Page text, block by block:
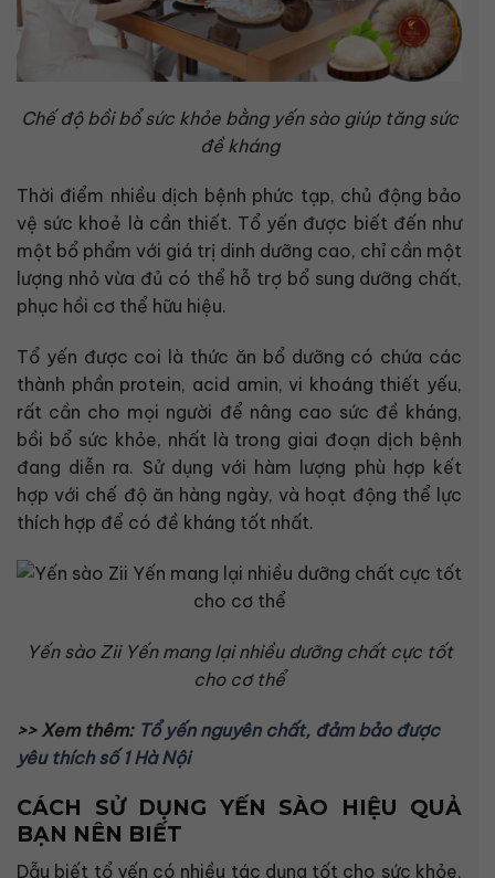
Chế độ bồi bổ sức khỏe bằng yến sào giúp tăng sức
đề kháng
Thời điểm nhiều dịch bệnh phức tạp, chủ động bảo
vệ sức khoẻ là cần thiết. Tổ yến được biết đến như
một bổ phẩm với giá trị dinh dưỡng cao, chỉ cần một
lượng nhỏ vừa đủ có thể hỗ trợ bổ sung dưỡng chất,
phục hồi cơ thể hữu hiệu.
Tổ yến được coi là thức ăn bổ dưỡng có chứa các
thành phần protein, acid amin, vi khoáng thiết yếu,
rất cần cho mọi người để nâng cao sức đề kháng,
bồi bổ sức khỏe, nhất là trong giai đoạn dịch bệnh
đang diễn ra. Sử dụng với hàm lượng phù hợp kết
hợp với chế độ ăn hàng ngày, và hoạt động thể lực
thích hợp để có đề kháng tốt nhất.
Yến sào Zii Yến mang lại nhiều dưỡng chất cực tốt
cho cơ thể
>> Xem thêm: Tổ yến nguyên chất, đảm bảo được
yêu thích số 1 Hà Nội
CÁCH SỬ DỤNG YẾN SÀO HIỆU QUẢ
BẠN NÊN BIẾT
Dẫu biết tổ yến có nhiều tác dụng tốt cho sức khỏe,